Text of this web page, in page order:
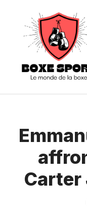
contenu
Carter